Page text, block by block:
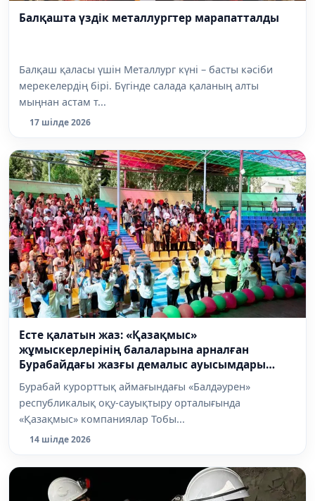
Балқашта үздік металлургтер марапатталды
Балқаш қаласы үшін Металлург күні – басты кәсіби
мерекелердің бірі. Бүгінде салада қаланың алты
мыңнан астам т...
17 шілде 2026
Есте қалатын жаз: «Қазақмыс»
жұмыскерлерінің балаларына арналған
Бурабайдағы жазғы демалыс ауысымдары
аяқталды
Бурабай курорттық аймағындағы «Балдәурен»
республикалық оқу-сауықтыру орталығында
«Қазақмыс» компаниялар Тобы...
14 шілде 2026